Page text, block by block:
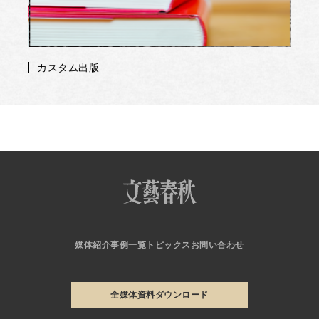
カスタム出版
媒体紹介事例一覧 トピックス お問い合わせ
全媒体資料ダウンロード